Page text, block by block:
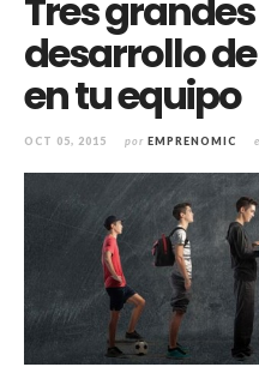
Tres
desarrollo
en tu equipo
OCT 05, 2015 por EMPRENOMIC